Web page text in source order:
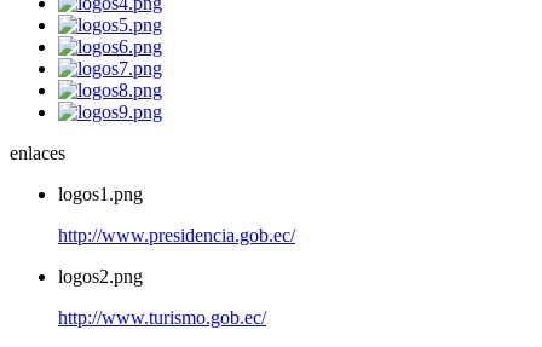
enlaces
logos1.png
http://www.presidencia.gob.ec/
logos2.png
http://www.turismo.gob.ec/